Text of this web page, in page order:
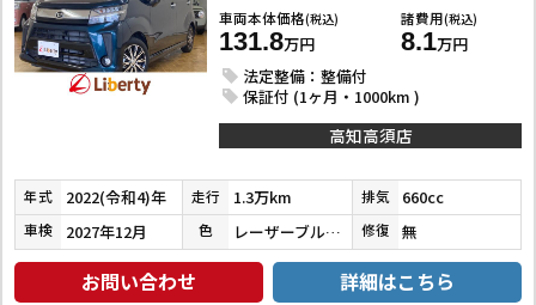
車両本体価格(税込)
131.8万円
諸費用(税込)
8.1万円
法定整備：整備付
保証付 (1ヶ月・1000km )
高知高須店
年式 2022(令和4)年 走行 1.3万km 排気 660cc
車検 2027年12月 色 レーザーブルークリスタルシャイン 修復 無
お問い合わせ 詳細はこちら